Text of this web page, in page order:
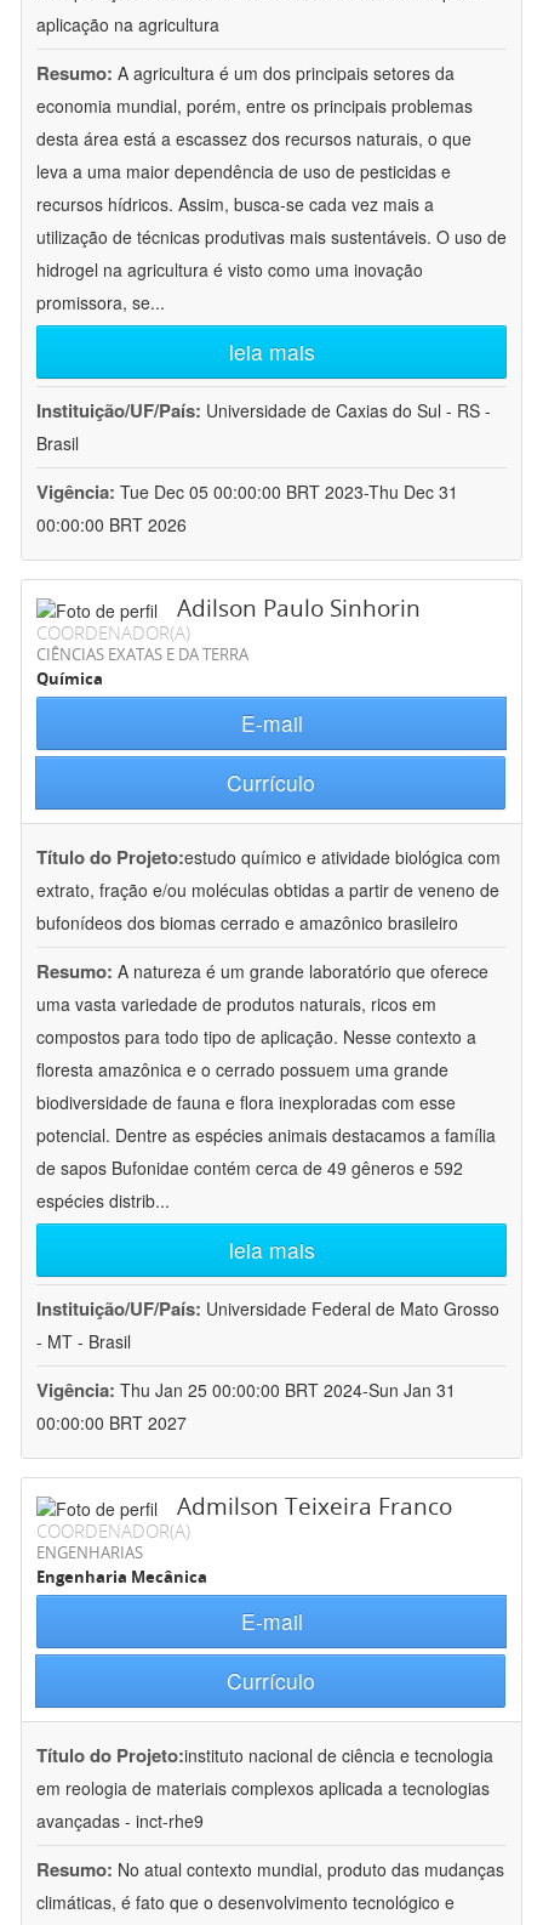
aplicação na agricultura
Resumo: A agricultura é um dos principais setores da
economia mundial, porém, entre os principais problemas
desta área está a escassez dos recursos naturais, o que
leva a uma maior dependência de uso de pesticidas e
recursos hídricos. Assim, busca-se cada vez mais a
utilização de técnicas produtivas mais sustentáveis. O uso de
hidrogel na agricultura é visto como uma inovação
promissora, se...
leia mais
Instituição/UF/País: Universidade de Caxias do Sul - RS -
Brasil
Vigência: Tue Dec 05 00:00:00 BRT 2023-Thu Dec 31
00:00:00 BRT 2026
Adilson Paulo Sinhorin
COORDENADOR(A)
CIÊNCIAS EXATAS E DA TERRA
Química
E-mail
Currículo
Título do Projeto:estudo químico e atividade biológica com
extrato, fração e/ou moléculas obtidas a partir de veneno de
bufonídeos dos biomas cerrado e amazônico brasileiro
Resumo: A natureza é um grande laboratório que oferece
uma vasta variedade de produtos naturais, ricos em
compostos para todo tipo de aplicação. Nesse contexto a
floresta amazônica e o cerrado possuem uma grande
biodiversidade de fauna e flora inexploradas com esse
potencial. Dentre as espécies animais destacamos a família
de sapos Bufonidae contém cerca de 49 gêneros e 592
espécies distrib...
leia mais
Instituição/UF/País: Universidade Federal de Mato Grosso
- MT - Brasil
Vigência: Thu Jan 25 00:00:00 BRT 2024-Sun Jan 31
00:00:00 BRT 2027
Admilson Teixeira Franco
COORDENADOR(A)
ENGENHARIAS
Engenharia Mecânica
E-mail
Currículo
Título do Projeto:instituto nacional de ciência e tecnologia
em reologia de materiais complexos aplicada a tecnologias
avançadas - inct-rhe9
Resumo: No atual contexto mundial, produto das mudanças
climáticas, é fato que o desenvolvimento tecnológico e